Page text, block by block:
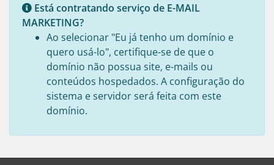
Está contratando serviço de E-MAIL
MARKETING?
Ao selecionar "Eu já tenho um domínio e
quero usá-lo", certifique-se de que o
domínio não possua site, e-mails ou
conteúdos hospedados. A configuração do
sistema e servidor será feita com este
domínio.